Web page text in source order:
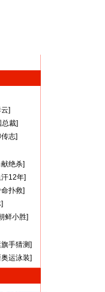
]
总裁]
志]
绝杀]
12年]
扑救]
]
鲜小胜]
手猜测]
运泳装]